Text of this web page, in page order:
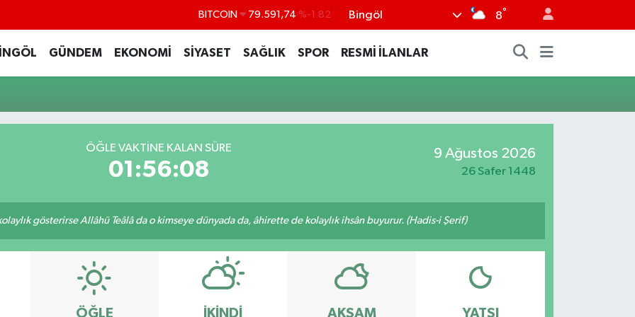
BITCOIN 79.591,74 %-1.82
BİST100
Bingöl 8°
GÜNDEM EKONOMİ SİYASET SAĞLIK SPOR RESMİ İLANLAR
ÖĞLE VAKTİNE KALAN SÜRE
01:56:08
9 Ağustos 2026
26 Safer 1448
gösterirse Allâhü Teâlâ da o kimseye dünyada da, âhirette de kolaylık ihsân buyurur. (Hadis-i Şerif)
ÖĞLE İKINDI AKŞAM YATSI